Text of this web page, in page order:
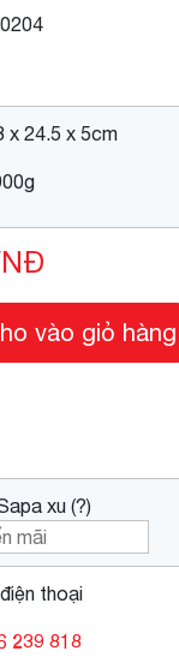
x 24.5 x 5cm
vào giỏ hàng
xu (?)
thoại
239 818